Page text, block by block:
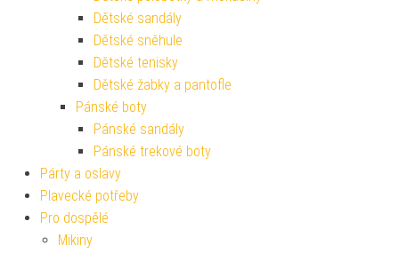
Dětské sandály
Dětské sněhule
Dětské tenisky
Dětské žabky a pantofle
Pánské boty
Pánské sandály
Pánské trekové boty
Párty a oslavy
Plavecké potřeby
Pro dospělé
Mikiny